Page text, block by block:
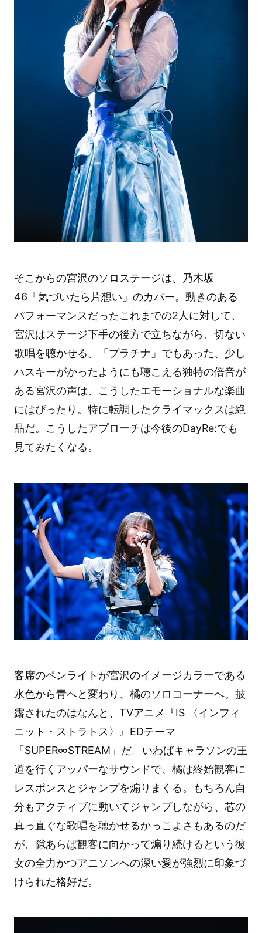
そこからの宮沢のソロステージは、乃木坂
46「気づいたら片想い」のカバー。動きのある
パフォーマンスだったこれまでの2人に対して、
宮沢はステージ下手の後方で立ちながら、切ない
歌唱を聴かせる。「プラチナ」でもあった、少し
ハスキーがかったようにも聴こえる独特の倍音が
ある宮沢の声は、こうしたエモーショナルな楽曲
にはぴったり。特に転調したクライマックスは絶
品だ。こうしたアプローチは今後のDayRe:でも
見てみたくなる。
客席のペンライトが宮沢のイメージカラーである
水色から青へと変わり、橘のソロコーナーへ。披
露されたのはなんと、TVアニメ『IS 〈インフィ
ニット・ストラトス〉』EDテーマ
「SUPER∞STREAM」だ。いわばキャラソンの王
道を行くアッパーなサウンドで、橘は終始観客に
レスポンスとジャンプを煽りまくる。もちろん自
分もアクティブに動いてジャンプしながら、芯の
真っ直ぐな歌唱を聴かせるかっこよさもあるのだ
が、隙あらば観客に向かって煽り続けるという彼
女の全力かつアニソンへの深い愛が強烈に印象づ
けられた格好だ。